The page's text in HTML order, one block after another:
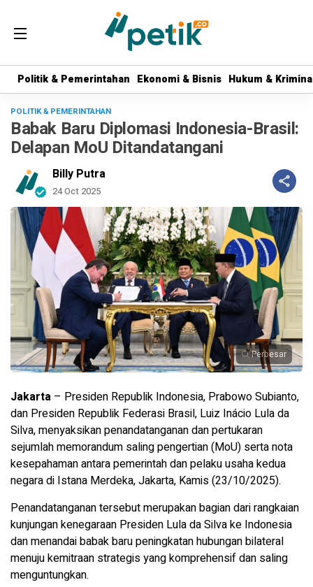
Politik & Pemerintahan Ekonomi & Bisnis Hukum &
Politik & Pemerintahan Ekonomi & Bisnis Hukum &
POLITIK & PEMERINTAHAN
Babak Baru Diplomasi Indonesia-Brasil:
Delapan MoU Ditandatangani
Billy Putra
24 Oct 2025
Perbesar
Jakarta – Presiden Republik Indonesia, Prabowo Subianto,
dan Presiden Republik Federasi Brasil, Luiz Inácio Lula da
Silva, menyaksikan penandatanganan dan pertukaran
sejumlah memorandum saling pengertian (MoU) serta nota
kesepahaman antara pemerintah dan pelaku usaha kedua
negara di Istana Merdeka, Jakarta, Kamis (23/10/2025).
Penandatanganan tersebut merupakan bagian dari rangkaian
kunjungan kenegaraan Presiden Lula da Silva ke Indonesia
dan menandai babak baru peningkatan hubungan bilateral
menuju kemitraan strategis yang komprehensif dan saling
menguntungkan.